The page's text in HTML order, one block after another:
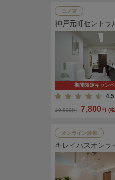
三ノ宮
神戸元町セントラ
期間限定キャン
4.5
19,800円 7,800円 (
オンライン診療
キレイパスオンラ